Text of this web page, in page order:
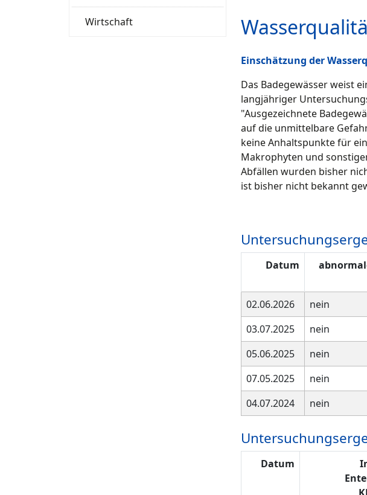
Wirtschaft
Einschätzung der
Das Badegewässer weist
langjähriger
"Ausgezeichnete
auf die unmittelbare
keine Anhaltspunkte für
Makrophyten und
Abfällen wurden bisher
ist bisher nicht bekannt
Datum
02.06.2026
nein
03.07.2025
nein
05.06.2025
nein
07.05.2025
nein
04.07.2024
nein
Datum